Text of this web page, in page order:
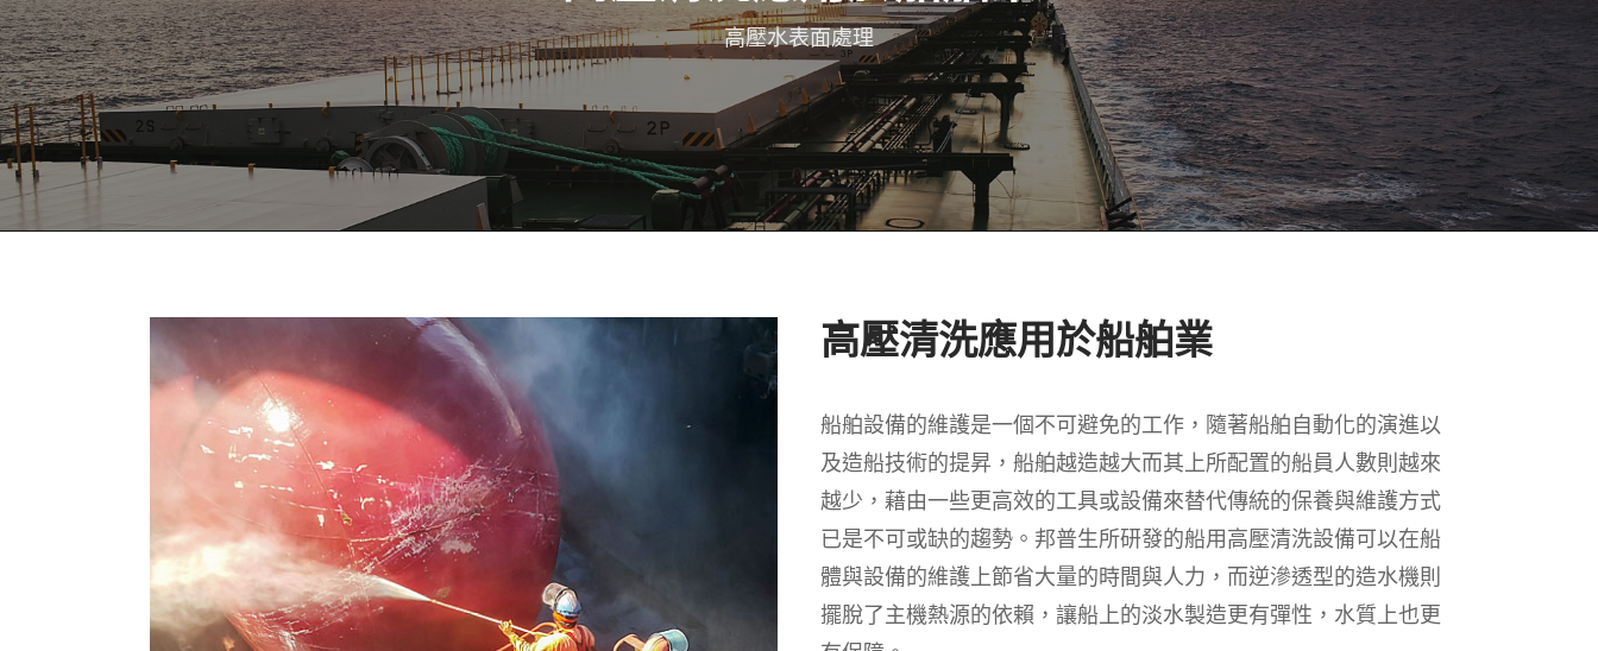
高壓水表面處理
高壓清洗應用於船舶業
船舶設備的維護是一個不可避免的工作，隨著船舶自動化的演進以
及造船技術的提昇，船舶越造越大而其上所配置的船員人數則越來
越少，藉由一些更高效的工具或設備來替代傳統的保養與維護方式
已是不可或缺的趨勢。邦普生所研發的船用高壓清洗設備可以在船
體與設備的維護上節省大量的時間與人力，而逆滲透型的造水機則
擺脫了主機熱源的依賴，讓船上的淡水製造更有彈性，水質上也更